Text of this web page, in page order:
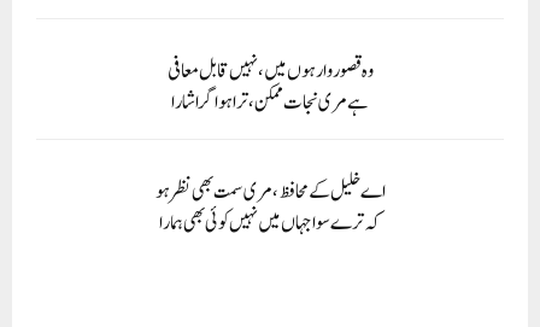
وہ قصوروار ہوں میں، نہیں قابل معافی
ہے مری نجات ممکن، ترا ہو اگر اشارا
اے خلیل کے محافظ، مری سمت بھی نظر ہو
کہ ترے سوا جہاں میں نہیں کوئی بھی ہمارا